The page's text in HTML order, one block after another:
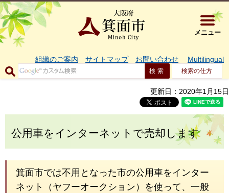
大阪府箕
メニュー
組織のご案内 サイトマップ お問い合わせ Multilingual
検索の仕方
更新日：2020年1月15日
公用車をインターネットで売却します
箕面市では不用となった市の公用車をインター
ネット（ヤフーオークション）を使って、一般